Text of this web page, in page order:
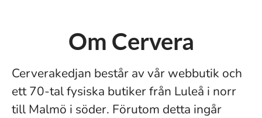
Om Cervera
Cerverakedjan består av vår webbutik och
ett 70-tal fysiska butiker från Luleå i norr
till Malmö i söder. Förutom detta ingår